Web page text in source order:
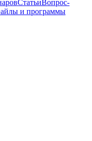
СтатьиВопрос-
и программы